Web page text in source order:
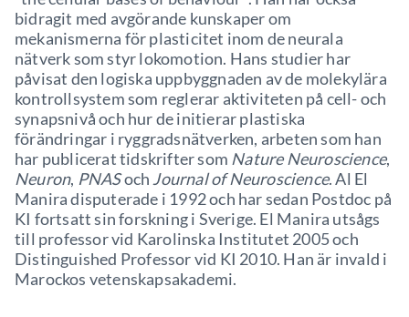
bidragit med avgörande kunskaper om
mekanismerna för plasticitet inom de neurala
nätverk som styr lokomotion. Hans studier har
påvisat den logiska uppbyggnaden av de molekylära
kontrollsystem som reglerar aktiviteten på cell- och
synapsnivå och hur de initierar plastiska
förändringar i ryggradsnätverken, arbeten som han
har publicerat tidskrifter som Nature Neuroscience,
Neuron, PNASoch Journal of Neuroscience. Al El
Manira disputerade i 1992 och har sedan Postdoc på
KI fortsatt sin forskning i Sverige. El Manira utsågs
till professor vid Karolinska Institutet 2005 och
Distinguished Professor vid KI 2010. Han är invald i
Marockos vetenskapsakademi.